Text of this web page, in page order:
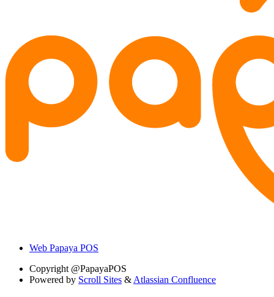
Web Papaya POS
Copyright @PapayaPOS
Powered by Scroll Sites & Atlassian Confluence